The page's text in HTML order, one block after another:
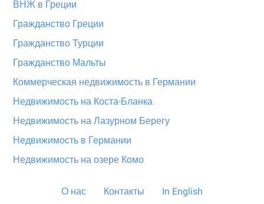
ВНЖ в Греции
Гражданство Греции
Гражданство Турции
Гражданство Мальты
Коммерческая недвижимость в Германии
Недвижимость на Коста-Бланка
Недвижимость на Лазурном Берегу
Недвижимость в Германии
Недвижимость на озере Комо
О нас Контакты In English